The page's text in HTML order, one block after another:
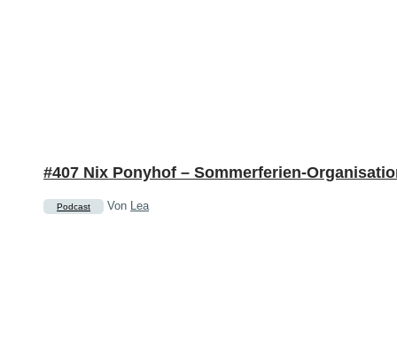
#407 Nix Ponyhof – Sommerferien-
Podcast Von Lea